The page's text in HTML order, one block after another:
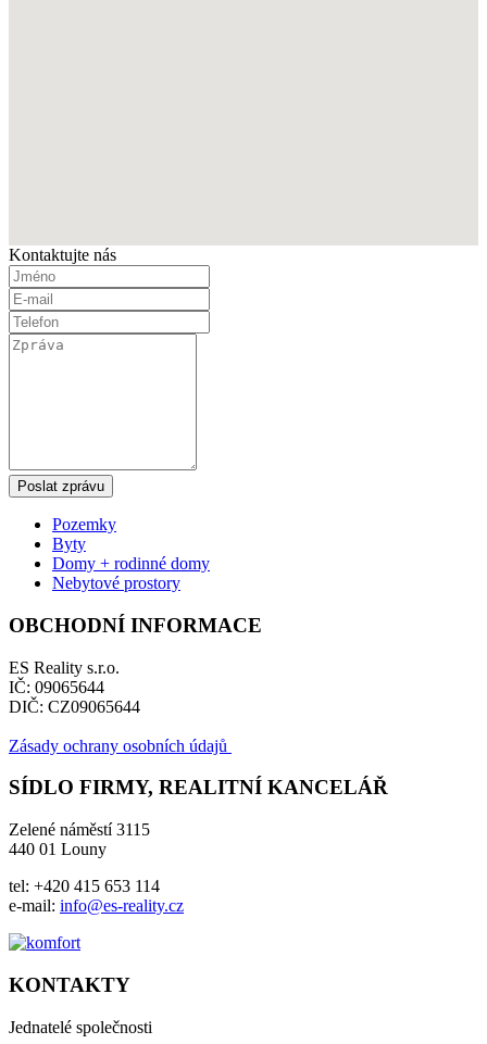
Kontaktujte nás
Poslat zprávu
Pozemky
Byty
Domy + rodinné domy
Nebytové prostory
OBCHODNÍ INFORMACE
ES Reality s.r.o.
IČ: 09065644
DIČ: CZ09065644
Zásady ochrany osobních údajů
SÍDLO FIRMY, REALITNÍ KANCELÁŘ
Zelené náměstí 3115
440 01 Louny
tel: +420 415 653 114
e-mail: info@es-reality.cz
KONTAKTY
Jednatelé společnosti